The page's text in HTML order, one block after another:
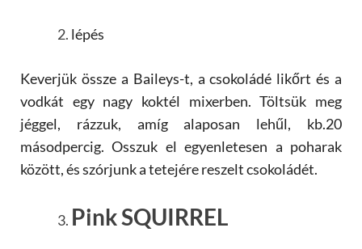
lépés
Keverjük össze a Baileys-t, a csokoládé likőrt és a
vodkát egy nagy koktél mixerben. Töltsük meg
jéggel, rázzuk, amíg alaposan lehűl, kb.20
másodpercig. Osszuk el egyenletesen a poharak
között, és szórjunk a tetejére reszelt csokoládét.
Pink SQUIRREL